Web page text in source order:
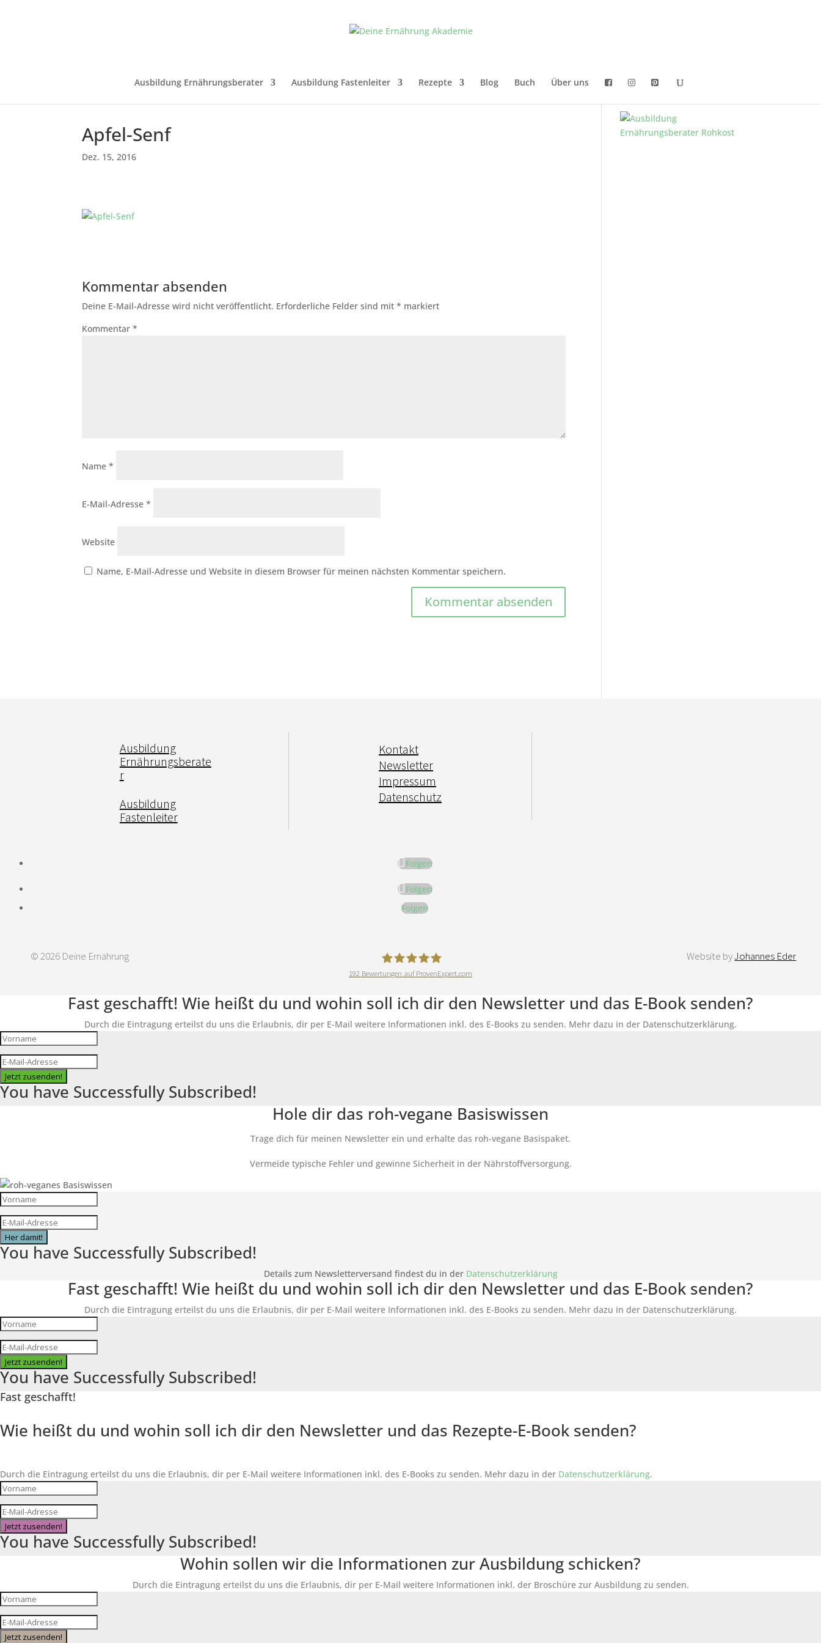
Ausbildung Ernährungsberater Ausbildung Fastenleiter Rezepte Blog Buch Über uns
Apfel-Senf
Dez. 15, 2016
Kommentar absenden
Deine E-Mail-Adresse wird nicht veröffentlicht. Erforderliche Felder sind mit* markiert
Kommentar*
Name*
E-Mail-Adresse*
Website
Name, E-Mail-Adresse und Website in diesem Browser für meinen nächsten Kommentar speichern.
Ausbildung
Ernährungsberate
r
Ausbildung
Fastenleiter
Kontakt
Newsletter
Impressum
Datenschutz
Folgen
Folgen
Folgen
© 2026 Deine Ernährung
DeineErnährungAkademie
192 Bewertungen auf ProvenExpert.com
Website byJohannes Eder
Fast geschafft! Wie heißt du und wohin soll ich dir den Newsletter und das E-Book senden?
Durch die Eintragung erteilst du uns die Erlaubnis, dir per E-Mail weitere Informationen inkl. des E-Books zu senden. Mehr dazu in der Datenschutzerklärung.
Jetzt zusenden!
You have Successfully Subscribed!
Hole dir das roh-vegane Basiswissen
Trage dich für meinen Newsletter ein und erhalte das roh-vegane Basispaket.
Vermeide typische Fehler und gewinne Sicherheit in der Nährstoffversorgung.
Her damit!
You have Successfully Subscribed!
Details zum Newsletterversand findest du in der Datenschutzerklärung
Fast geschafft! Wie heißt du und wohin soll ich dir den Newsletter und das E-Book senden?
Durch die Eintragung erteilst du uns die Erlaubnis, dir per E-Mail weitere Informationen inkl. des E-Books zu senden. Mehr dazu in der Datenschutzerklärung.
Jetzt zusenden!
You have Successfully Subscribed!
Fast geschafft!
Wie heißt du und wohin soll ich dir den Newsletter und das Rezepte-E-Book senden?
Durch die Eintragung erteilst du uns die Erlaubnis, dir per E-Mail weitere Informationen inkl. des E-Books zu senden. Mehr dazu in der Datenschutzerklärung.
Jetzt zusenden!
You have Successfully Subscribed!
Wohin sollen wir die Informationen zur Ausbildung schicken?
Durch die Eintragung erteilst du uns die Erlaubnis, dir per E-Mail weitere Informationen inkl. der Broschüre zur Ausbildung zu senden.
Jetzt zusenden!